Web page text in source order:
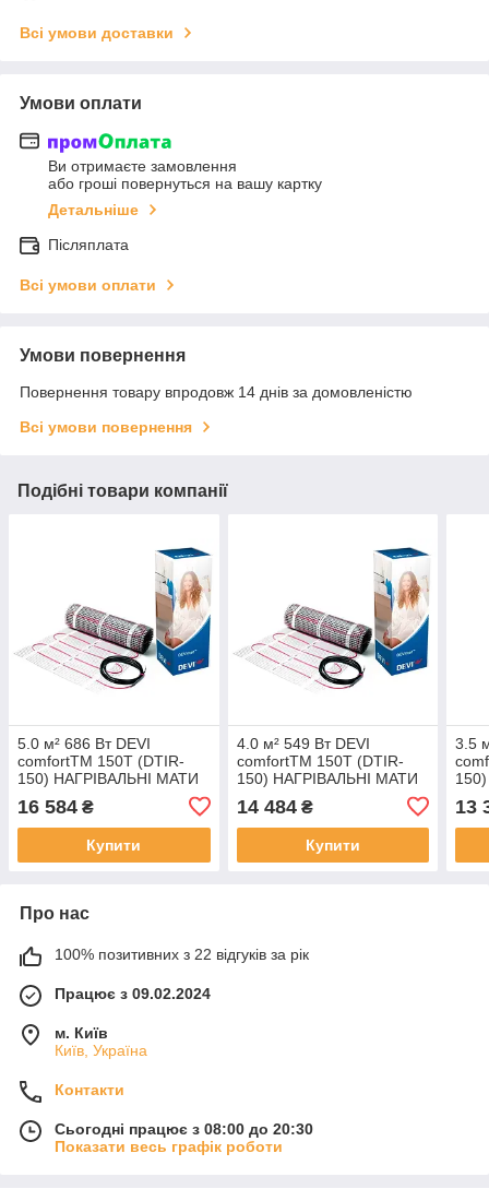
Всі умови доставки
Умови оплати
Ви отримаєте замовлення
або гроші повернуться на вашу картку
Детальніше
Післяплата
Всі умови оплати
Умови повернення
Повернення товару впродовж 14 днів за домовленістю
Всі умови повернення
Подібні товари компанії
5.0 м² 686 Вт DEVI
comfortTM 150T (DTIR-
150) НАГРІВАЛЬНІ МАТИ
ЕКРАНІРОВАНІ ТЕПЛА
ПІДЛОГА
16 584 ₴
Купити
4.0 м² 549 Вт DEVI
comfortTM 150T (DTIR-
150) НАГРІВАЛЬНІ МАТИ
ЕКРАНІРОВАНІ ТЕПЛА
ПІДЛОГА
14 484₴
Купити
3.5
13
Про нас
100% позитивних з 22 відгуків за рік
Працює з 09.02.2024
м. Київ
Київ, Україна
Контакти
Сьогодні працює з 08:00 до 20:30
Показати весь графік роботи